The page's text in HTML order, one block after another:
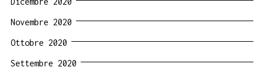
Novembre 2020
Ottobre 2020
Settembre 2020